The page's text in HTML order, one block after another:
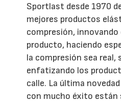
Sportlast desde 1970
mejores productos
compresión,
producto, haciendo
la compresión sea real,
enfatizando los
calle. La última
con mucho éxito están